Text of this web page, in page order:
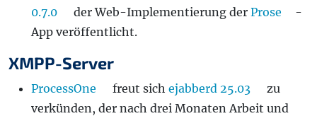
0.7.0
der Web-Implementierung der Prose
-
App veröffentlicht.
XMPP-Server
ProcessOne freut sich ejabberd 25.03
zu
verkünden, der nach drei Monaten Arbeit und